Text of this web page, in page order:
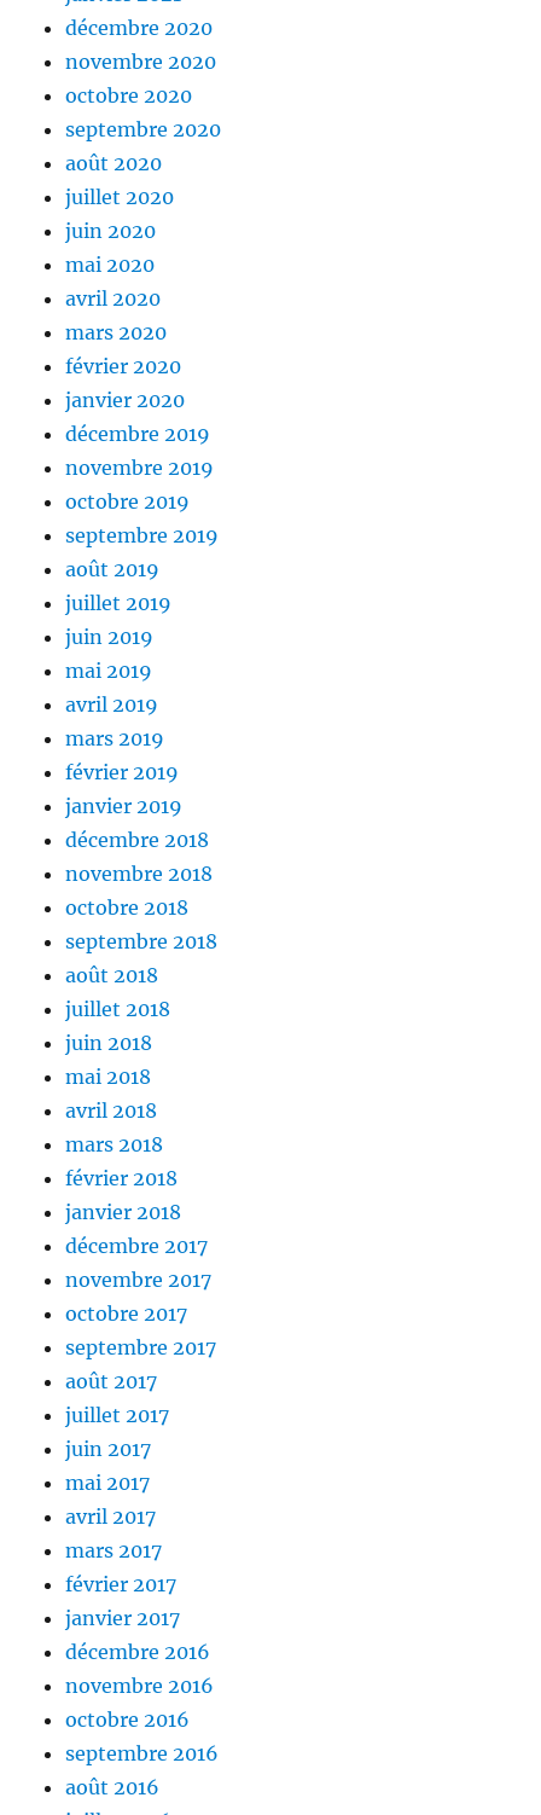
décembre 2020
novembre 2020
octobre 2020
septembre 2020
août 2020
juillet 2020
juin 2020
mai 2020
avril 2020
mars 2020
février 2020
janvier 2020
décembre 2019
novembre 2019
octobre 2019
septembre 2019
août 2019
juillet 2019
juin 2019
mai 2019
avril 2019
mars 2019
février 2019
janvier 2019
décembre 2018
novembre 2018
octobre 2018
septembre 2018
août 2018
juillet 2018
juin 2018
mai 2018
avril 2018
mars 2018
février 2018
janvier 2018
décembre 2017
novembre 2017
octobre 2017
septembre 2017
août 2017
juillet 2017
juin 2017
mai 2017
avril 2017
mars 2017
février 2017
janvier 2017
décembre 2016
novembre 2016
octobre 2016
septembre 2016
août 2016